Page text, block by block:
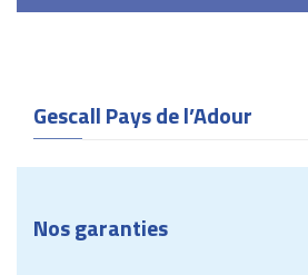
Gescall Pays de l’Adour
Nos garanties